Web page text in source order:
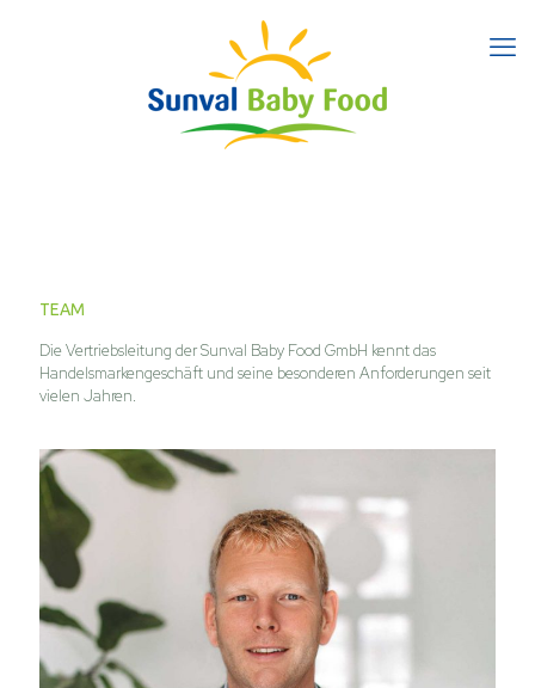
TEAM
Die Vertriebsleitung der Sunval Baby Food GmbH kennt das
Handelsmarkengeschäft und seine besonderen Anforderungen seit
vielen Jahren.